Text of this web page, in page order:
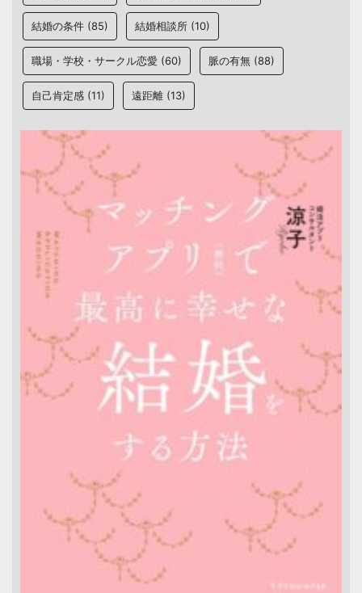
結婚の条件 (85) 結婚相談所 (10)
職場・学校・サークル恋愛 (60) 脈の有無 (88)
自己肯定感 (11) 遠距離 (13)